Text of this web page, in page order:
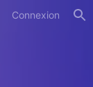
Connexion